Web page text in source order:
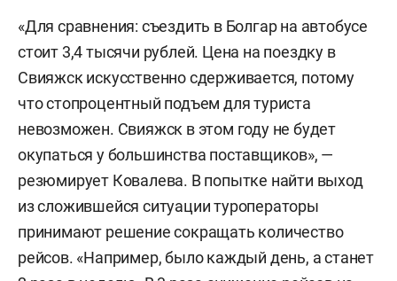
«Для сравнения: съездить в Болгар на автобусе
стоит 3,4 тысячи рублей. Цена на поездку в
Свияжск искусственно сдерживается, потому
что стопроцентный подъем для туриста
невозможен. Свияжск в этом году не будет
окупаться у большинства поставщиков», —
резюмирует Ковалева. В попытке найти выход
из сложившейся ситуации туроператоры
принимают решение сокращать количество
рейсов. «Например, было каждый день, а станет